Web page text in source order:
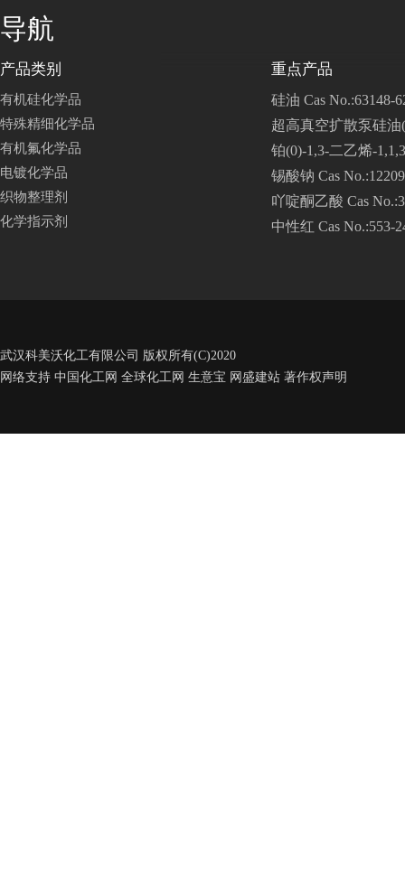
导航
产品类别
有机硅化学品
特殊精细化学品
有机氟化学品
电镀化学品
织物整理剂
化学指示剂
重点产品
硅油 Cas No.:63148-
超高真空扩散泵硅油
铂(0)-1,3-二乙烯-
锡酸钠 Cas
吖啶酮乙酸 Cas
中性红 Cas No.:553-
武汉科美沃化工有限公司 版权所有(C)2020
网络支持 中国化工网 全球化工网 生意宝 网盛建站 著作权声明